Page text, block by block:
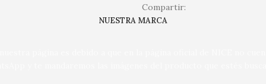
Compartir:
NUESTRA MARCA